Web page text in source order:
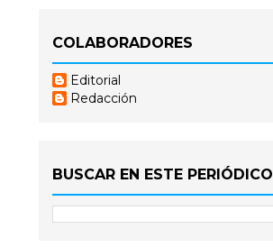
COLABORADORES
Editorial
Redacción
BUSCAR EN ESTE PERIÓDICO